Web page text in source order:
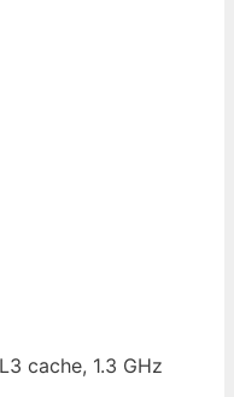
cache, 1.3 GHz